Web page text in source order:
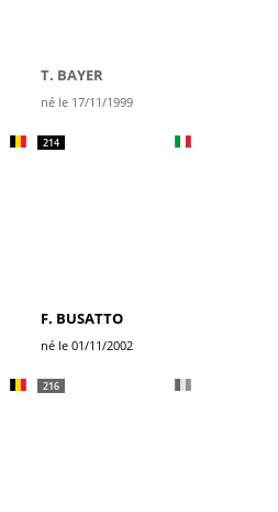
T. BAYER
né le 17/11/1999
214
F. BUSATTO
né le 01/11/2002
216